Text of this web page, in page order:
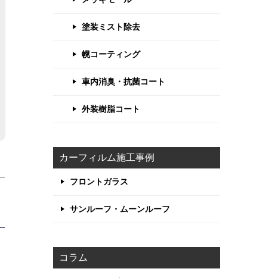
塗装ミスト除去
幌コーティング
車内消臭・抗菌コート
外装樹脂コート
カーフィルム施工事例
フロントガラス
サンルーフ・ムーンルーフ
コラム